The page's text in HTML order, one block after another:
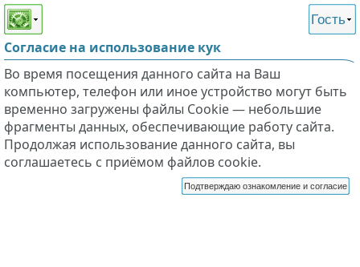
Этот сайт поддерживает
слабовидящих
Гость
Согласие на использование кук
Во время посещения данного сайта на Ваш
компьютер, телефон или иное устройство могут быть
временно загружены файлы Cookie — небольшие
фрагменты данных, обеспечивающие работу сайта.
Продолжая использование данного сайта, вы
соглашаетесь с приёмом файлов cookie.
Подтверждаю ознакомление и согласие